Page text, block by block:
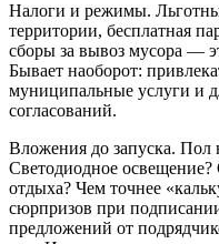
Налоги и режимы.
территории, бесплатная
сборы за вывоз мусора —
Бывает наоборот:
муниципальные услуги и
согласований.
Вложения до запуска. Пол
Светодиодное
отдыха? Чем точнее
сюрпризов при
предложений от